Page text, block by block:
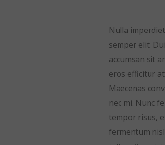
Nulla
semper elit.
accumsan sit
eros efficitur
Maecenas
nec mi. Nunc
tempor risus,
fermentum nisl